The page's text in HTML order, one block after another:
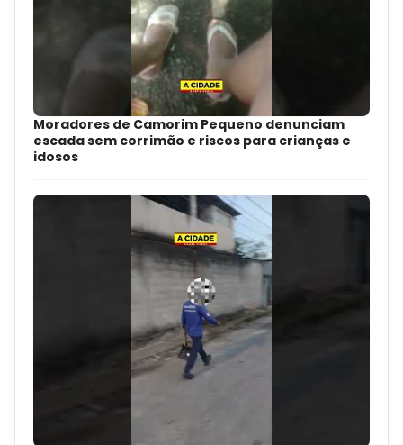
Moradores de Camorim Pequeno denunciam
escada sem corrimão e riscos para crianças e
idosos